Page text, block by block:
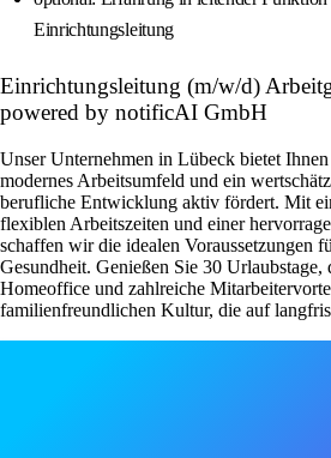
Einrichtungsleitung
Einrichtungsleitung (m/w/d)
powered by notificAI GmbH
Unser Unternehmen in Lübeck bietet
modernes Arbeitsumfeld und ein
berufliche Entwicklung aktiv fördert. Mit
flexiblen Arbeitszeiten und einer
schaffen wir die idealen Voraussetzungen
Gesundheit. Genießen Sie 30
Homeoffice und zahlreiche
familienfreundlichen Kultur, die auf